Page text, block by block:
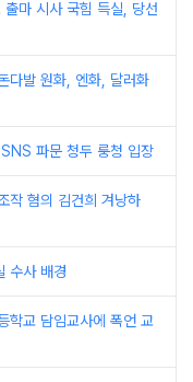
마 시사 국힘 득실, 당선
다발 원화, 엔화, 달러화
파문 청두 룽청 입장
작 혐의 김건희 겨낭하
수사 배경
학교 담임교사에 폭언 교